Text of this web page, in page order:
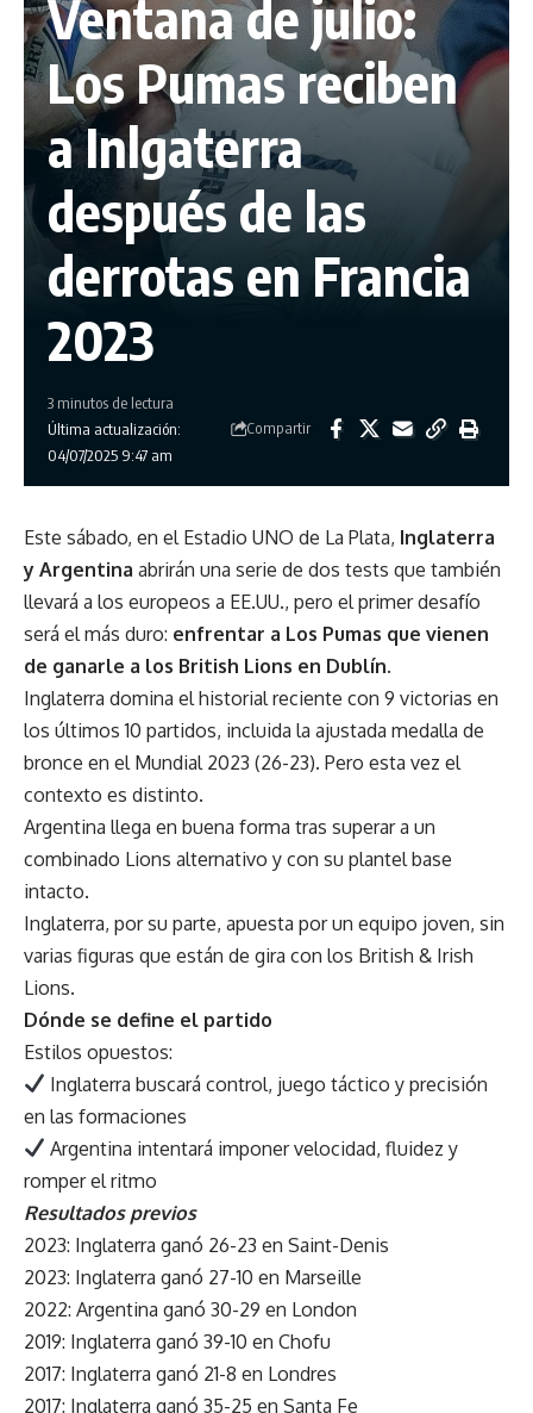
Ventana de julio:
Los Pumas reciben
a Inlgaterra
después de las
derrotas en Francia
2023
Última actualización:
04/07/2025 9:47 am
3 minutos de lectura
Compartir
Este sábado, en el Estadio UNO de La Plata, Inglaterra
y Argentina abrirán una serie de dos tests que también
llevará a los europeos a EE.UU., pero el primer desafío
será el más duro: enfrentar a Los Pumas que vienen
de ganarle a los British Lions en Dublín.
Inglaterra domina el historial reciente con 9 victorias en
los últimos 10 partidos, incluida la ajustada medalla de
bronce en el Mundial 2023 (26-23). Pero esta vez el
contexto es distinto.
Argentina llega en buena forma tras superar a un
combinado Lions alternativo y con su plantel base
intacto.
Inglaterra, por su parte, apuesta por un equipo joven, sin
varias figuras que están de gira con los British & Irish
Lions.
Dónde se define el partido
Estilos opuestos:
Inglaterra buscará control, juego táctico y precisión
en las formaciones
Argentina intentará imponer velocidad, fluidez y
romper el ritmo
Resultados previos
2023: Inglaterra ganó 26-23 en Saint-Denis
2023: Inglaterra ganó 27-10 en Marseille
2022: Argentina ganó 30-29 en London
2019: Inglaterra ganó 39-10 en Chofu
2017: Inglaterra ganó 21-8 en Londres
2017: Inglaterra ganó 35-25 en Santa Fe